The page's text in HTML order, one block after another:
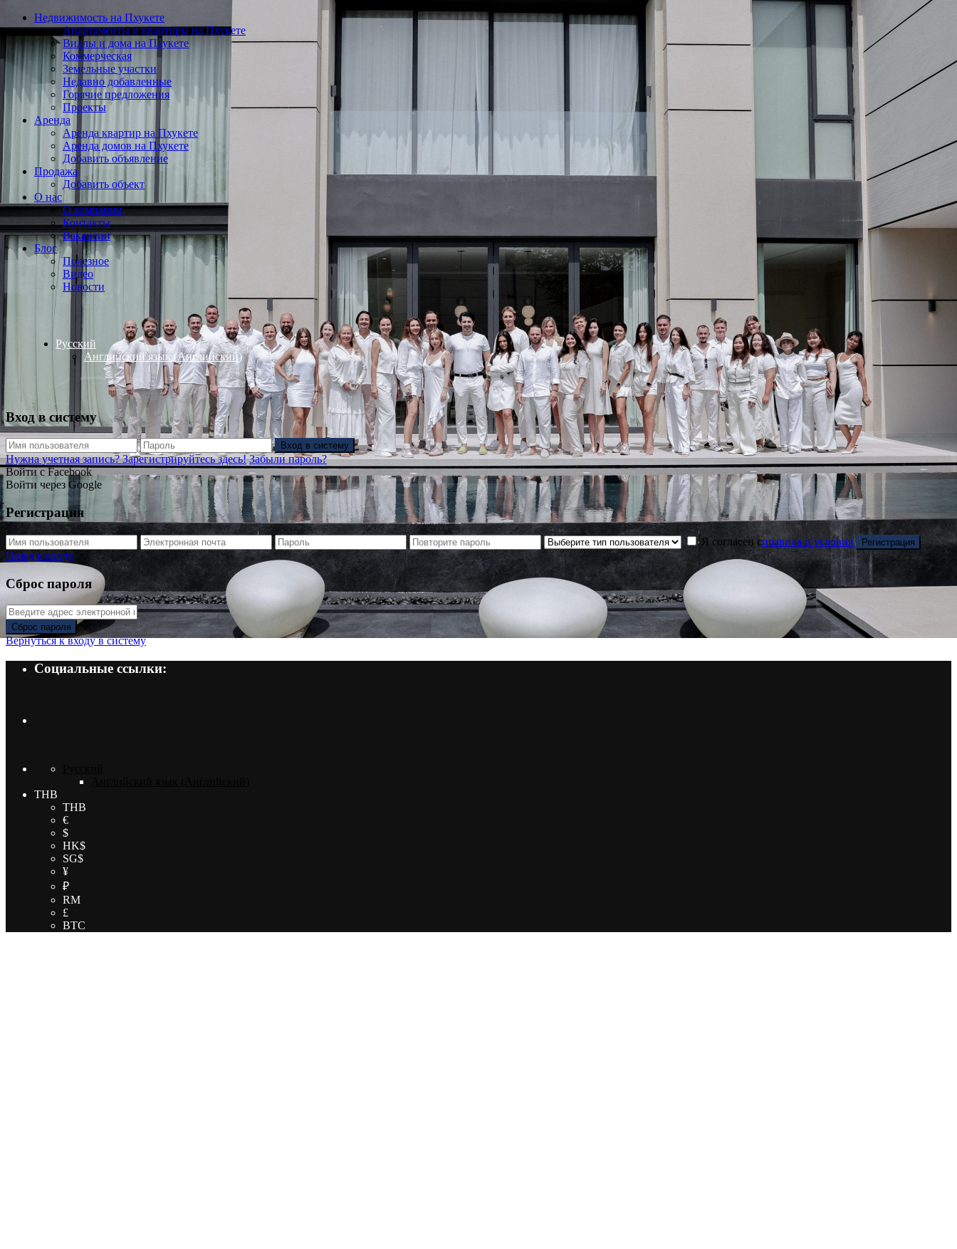
Недвижимость на Пхукете
Апартаменты и квартиры на Пхукете
Виллы и дома на Пхукете
Коммерческая
Земельные участки
Недавно добавленные
Горячие предложения
Проекты
Аренда
Аренда квартир на Пхукете
Аренда домов на Пхукете
Добавить объявление
Продажа
Добавить объект
О нас
О компании
Контакты
Вакансии
Блог
Полезное
Видео
Новости
Русский
Английский язык (Английский)
Вход в систему
Вход в систему
Нужна учетная запись? Зарегистрируйтесь здесь! Забыли пароль?
Войти с Facebook
Войти через Google
Регистрация
Я согласен справила и условия Регистрация
Назад к входу
Сброс пароля
Сброс пароля
Вернуться к входу в систему
Социальные ссылки:
THB
THB
€
$
HK$
SG$
¥
₽
RM
£
BTC